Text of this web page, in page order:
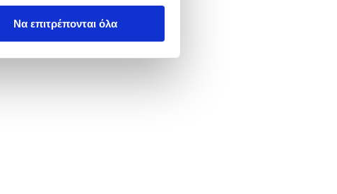
Να επιτρέπονται όλα